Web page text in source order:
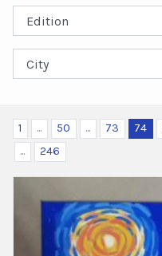
Greek
1 ... 50 ... 73 74
...
246